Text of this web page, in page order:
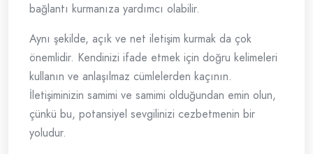
bağlantı kurmanıza yardımcı olabilir.
Aynı şekilde, açık ve net iletişim kurmak da çok
önemlidir. Kendinizi ifade etmek için doğru kelimeleri
kullanın ve anlaşılmaz cümlelerden kaçının.
İletişiminizin samimi ve samimi olduğundan emin olun,
çünkü bu, potansiyel sevgilinizi cezbetmenin bir
yoludur.